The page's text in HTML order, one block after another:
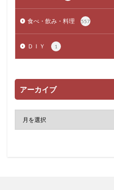
食べ・飲み・料理 557
ＤＩＹ 1
アーカイブ